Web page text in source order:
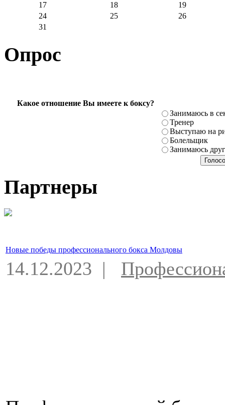
17
18
19
24
25
26
31
Опрос
Какое отношение Вы имеете к боксу?
Занимаюсь в
Тренер
Выступаю на
Болельщик
Занимаюсь
Партнеры
Новые победы профессионального бокса Молдовы
14.12.2023 |